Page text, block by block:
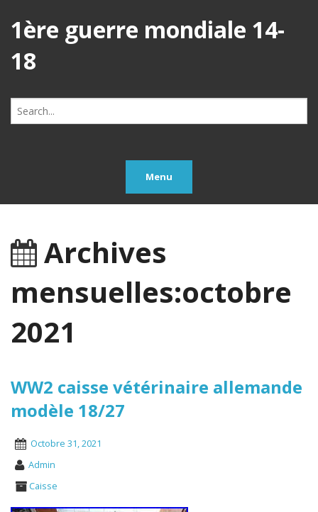
1ère guerre mondiale 14-
18
Search
for:
Menu
Archives
mensuelles:octobre
2021
WW2 caisse vétérinaire allemande
modèle 18/27
Octobre 31, 2021
Admin
Caisse